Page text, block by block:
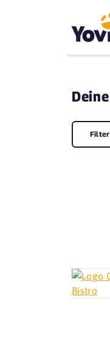
Deine
Filter